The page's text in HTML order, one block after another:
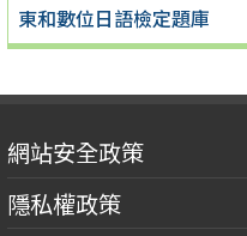
東和數位日語檢定題庫
網站安全政策
隱私權政策